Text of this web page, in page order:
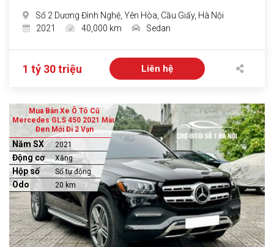
Số 2 Dương Đình Nghệ, Yên Hòa, Cầu Giấy, Hà Nội
2021
40,000 km Sedan
1 tỷ 30 triệu Liên hệ
Mua Bán Xe Ô Tô Cũ
Mercedes GLS 450 2021 Màu
Đen Mới Đi 2 Vạn
Năm SX 2021
Động cơ Xăng
Hộp số Số tự động
Odo 20 km